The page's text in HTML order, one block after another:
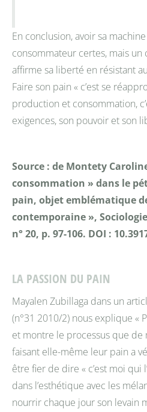
En conclusion, avoir sa
consommateur certes, mais
affirme sa liberté en résistant
Faire son pain « c’est se
production et consommation,
exigences, son pouvoir et son
Source : de Montety
consommation » dans le
pain, objet emblématique
contemporaine »,
n° 20, p. 97-106. DOI :
LA PASSION DU PAIN
Mayalen Zubillaga dans un
(n°31 2010/2) nous explique «
et montre le processus que
faisant elle-même leur pain a
être fier de dire « c’est moi qui
dans l’esthétique avec les
nourrir chaque jour son levain